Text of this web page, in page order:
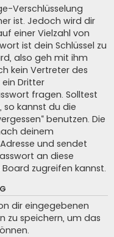
Verschlüsselung
ist. Jedoch wird dir
einer Vielzahl von
ist dein Schlüssel zu
also geh mit ihm
kein Vertreter des
Dritter
fragen. Solltest
so kannst du die
benutzen. Die
deinem
und sendet
an diese
zugreifen kannst.
dir eingegebenen
zu speichern, um das